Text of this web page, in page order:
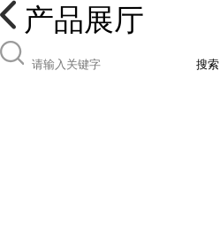
产品展厅
搜索